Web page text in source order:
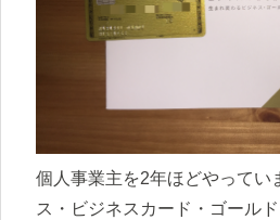
個人事業主を2年ほどやってい
ス・ビジネスカード・ゴール